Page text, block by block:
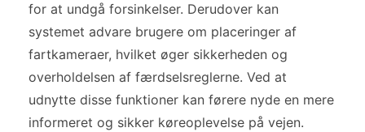
for at undgå forsinkelser. Derudover kan
systemet advare brugere om placeringer af
fartkameraer, hvilket øger sikkerheden og
overholdelsen af færdselsreglerne. Ved at
udnytte disse funktioner kan førere nyde en mere
informeret og sikker køreoplevelse på vejen.